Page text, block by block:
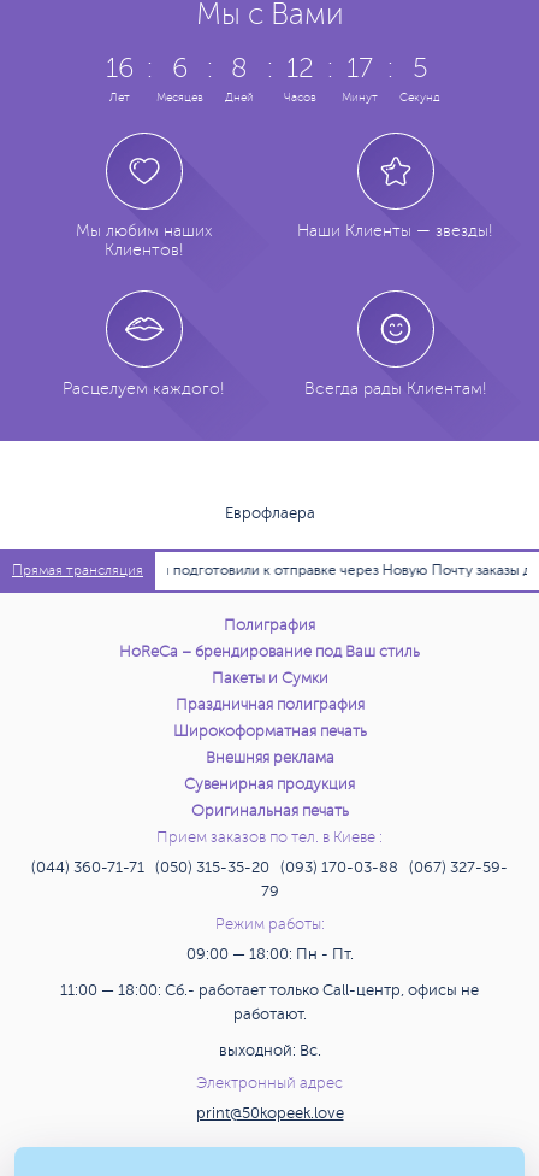
Мы с Вами
16
Лет
: 6
Месяцев
: 8
Дней
: 12
Часов
: 17
Минут
: 6
Секунд
Мы любим наших
Клиентов!
Наши Клиенты — звезды!
Расцелуем каждого! Всегда рады Клиентам!
Еврофлаера
Прямая трансляция
11:36:54 Мы подготовили к отправке через Новую Почту заказы для
Полиграфия
HoReCa – брендирование под Ваш стиль
Пакеты и Сумки
Праздничная полиграфия
Широкоформатная печать
Внешняя реклама
Сувенирная продукция
Оригинальная печать
Прием заказов по тел. в Киеве :
(044) 360-71-71 (050) 315-35-20 (093) 170-03-88 (067) 327-59-
79
Режим работы:
09:00 — 18:00: Пн - Пт.
11:00 — 18:00: Сб.- работает только Call-центр, офисы не
работают.
выходной: Вс.
Электронный адрес
print@50kopeek.love